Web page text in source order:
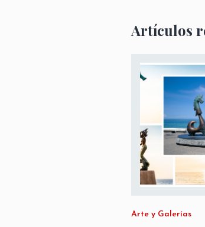
Artículos
Arte y Galerías